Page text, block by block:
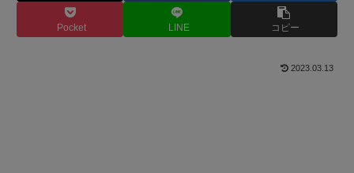
Pocket LINE コピー
2023.03.13